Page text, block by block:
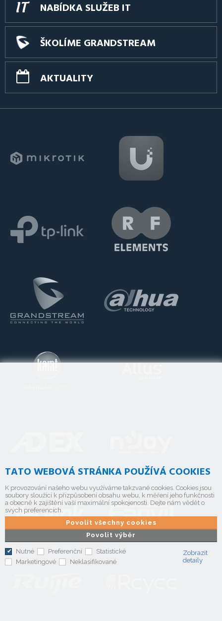
NABÍDKA SLUŽEB IT
ŠKOLÍME GRANDSTREAM
AKTUALITY
TATO WEBOVÁ STRÁNKA POUŽÍVÁ COOKIES
K provozování našeho webu využíváme takzvané cookies. Cookies jsou
soubory sloužící k přizpůsobení obsahu webu, k měření jeho funkčnosti
a obecně k zajištění vaší maximální spokojenosti. Dejte nám vědět o
svých preferencích.
Povolit výběr
Povolit všechny cookies
Nutné Preferenční
Statistické
Marketingové
Neklasifikované
Zobrazit
detaily